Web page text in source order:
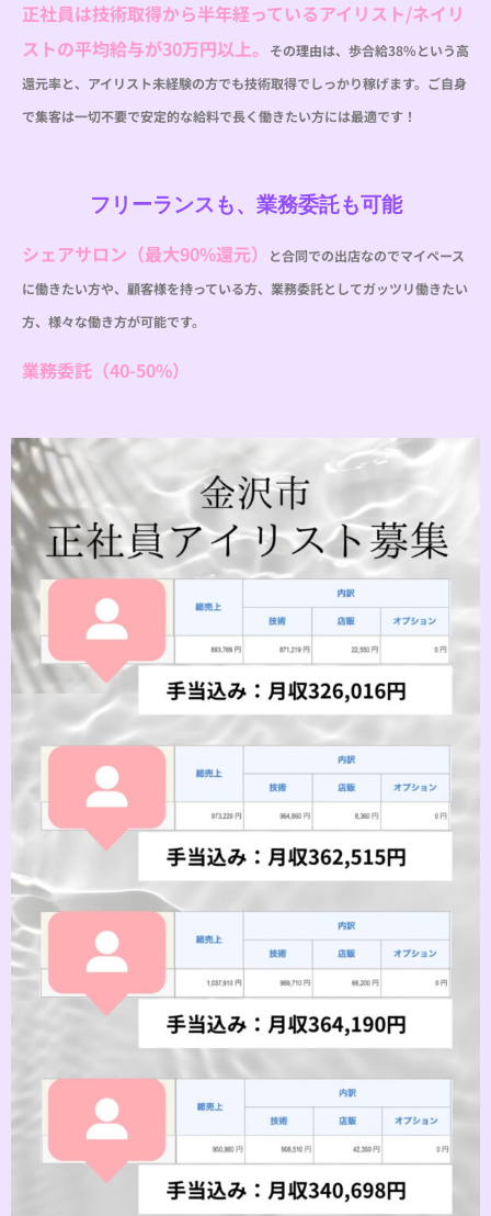
正社員は技術取得から半年経っているアイリスト/ネイリ
ストの平均給与が30万円以上。
その理由は、歩合給38%という高
還元率と、アイリスト未経験の方でも技術取得でしっかり稼げます。ご自身
で集客は一切不要で安定的な給料で長く働きたい方には最適です！
フリーランスも、業務委託も可能
シェアサロン（最大90%還元）
と合同での出店なのでマイペース
に働きたい方や、顧客様を持っている方、業務委託としてガッツリ働きたい
方、様々な働き方が可能です。
業務委託（40-50%）